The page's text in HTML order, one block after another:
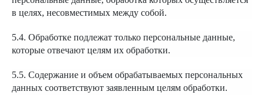
в целях, несовместимых между собой.
5.4. Обработке подлежат только персональные данные,
которые отвечают целям их обработки.
5.5. Содержание и объем обрабатываемых персональных
данных соответствуют заявленным целям обработки.